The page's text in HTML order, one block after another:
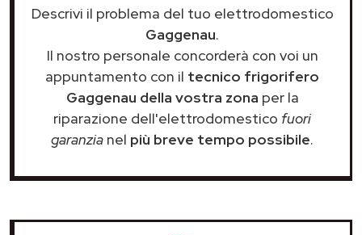
Descrivi il problema del tuo elettrodomestico
Gaggenau.
Il nostro personale concorderà con voi un
appuntamento con il tecnico frigorifero
Gaggenau della vostra zona per la
riparazione dell'elettrodomestico fuori
garanzia nel più breve tempo possibile.